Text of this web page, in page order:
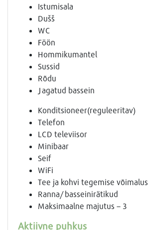
Istumisala
Dušš
WC
Föön
Hommikumantel
Sussid
Rõdu
Jagatud bassein
Konditsioneer(reguleeritav)
Telefon
LCD televiisor
Minibaar
Seif
WiFi
Tee ja kohvi tegemise võimalus
Ranna/ basseinirätikud
Maksimaalne majutus – 3
Aktiivne puhkus